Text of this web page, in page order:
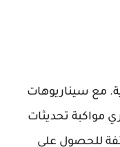
مع سيناريوهات
مواكبة تحديثات
للحصول على